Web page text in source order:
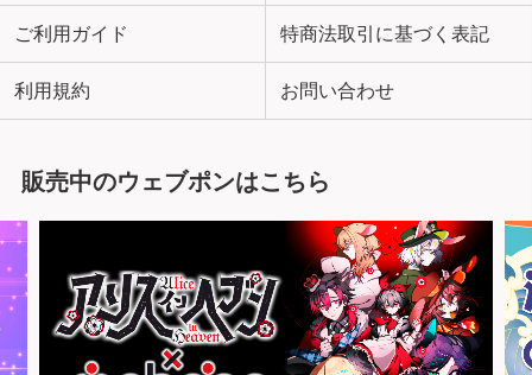
ご利用ガイド 特商法取引に基づく表記
利用規約 お問い合わせ
販売中のウェブポンはこちら